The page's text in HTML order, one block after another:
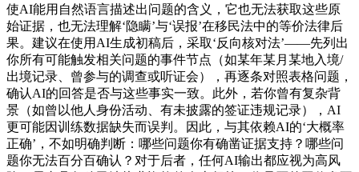
使AI能用自然语言描述出问题的含义，它也无法获取这些原
始证据，也无法理解‘隐瞒’与‘误报’在移民法中的等价法律后
果。建议在使用AI生成初稿后，采取‘反向核对法’——先列出
你所有可能触发相关问题的事件节点（如某年某月某地入境/
出境记录、曾参与的调查或听证会），再逐条对照表格问题，
确认AI的回答是否与这些事实一致。此外，若你曾有复杂背
景（如曾以他人身份活动、有未披露的签证违规记录），AI
更可能因训练数据缺失而误判。因此，与其依赖AI的‘大概率
正确’，不如明确判断：哪些问题你有确凿证据支持？哪些问
题你无法百分百确认？对于后者，任何AI输出都应视为高风